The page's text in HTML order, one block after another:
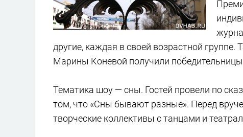
другие, каждая в своей возрастной
Марины Коневой получили
Тематика шоу — сны. Гостей провели по
том, что «Сны бывают разные». Перед
творческие коллективы с танцами и